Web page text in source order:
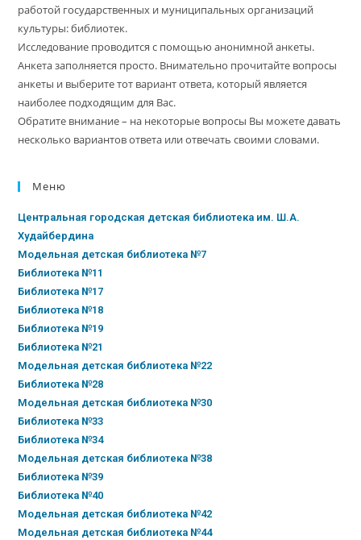
работой государственных и муниципальных организаций
культуры: библиотек.
Исследование проводится с помощью анонимной анкеты.
Анкета заполняется просто. Внимательно прочитайте вопросы
анкеты и выберите тот вариант ответа, который является
наиболее подходящим для Вас.
Обратите внимание – на некоторые вопросы Вы можете давать
несколько вариантов ответа или отвечать своими словами.
Меню
Центральная городская детская библиотека им. Ш.А.
Худайбердина
Модельная детская библиотека №7
Библиотека №11
Библиотека №17
Библиотека №18
Библиотека №19
Библиотека №21
Модельная детская библиотека №22
Библиотека №28
Модельная детская библиотека №30
Библиотека №33
Библиотека №34
Модельная детская библиотека №38
Библиотека №39
Библиотека №40
Модельная детская библиотека №42
Модельная детская библиотека №44